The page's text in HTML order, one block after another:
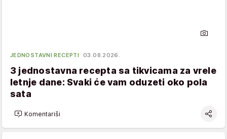
JEDNOSTAVNI RECEPTI 03.08.2026.
3 jednostavna recepta sa tikvicama za vrele
letnje dane: Svaki će vam oduzeti oko pola
sata
Komentariši